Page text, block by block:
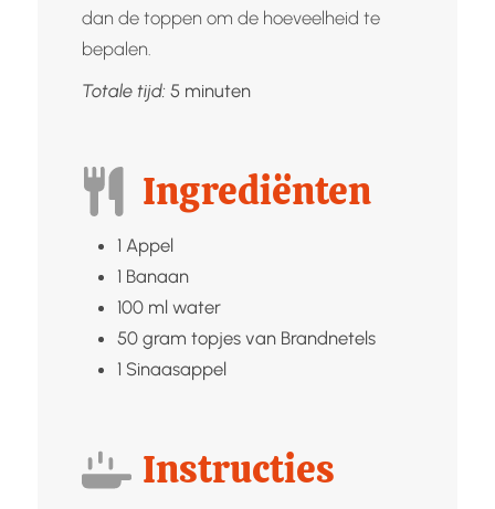
dan de toppen om de hoeveelheid te
bepalen.
Totale tijd: 5minuten
minuten
Ingrediënten
1 Appel
1 Banaan
100 ml water
50 gram topjes van Brandnetels
1 Sinaasappel
Instructies